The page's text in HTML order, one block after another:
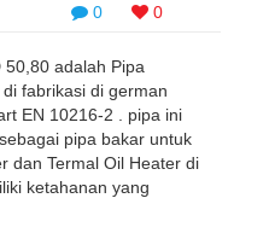
0 0
50,80 adalah Pipa
fabrikasi di german
EN 10216-2 . pipa ini
pipa bakar untuk
dan Termal Oil Heater di
ketahanan yang